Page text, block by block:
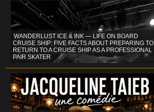
WANDERLUST ICE & INK — LIFE ON BOARD
CRUISE SHIP: FIVE FACTS ABOUT PREPARING TO
RETURN TO A CRUISE SHIP AS A PROFESSIONAL
PAIR SKATER